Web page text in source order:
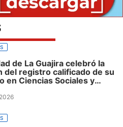
de La Guajira celebró la
del registro calificado de su
en Ciencias Sociales y
regional